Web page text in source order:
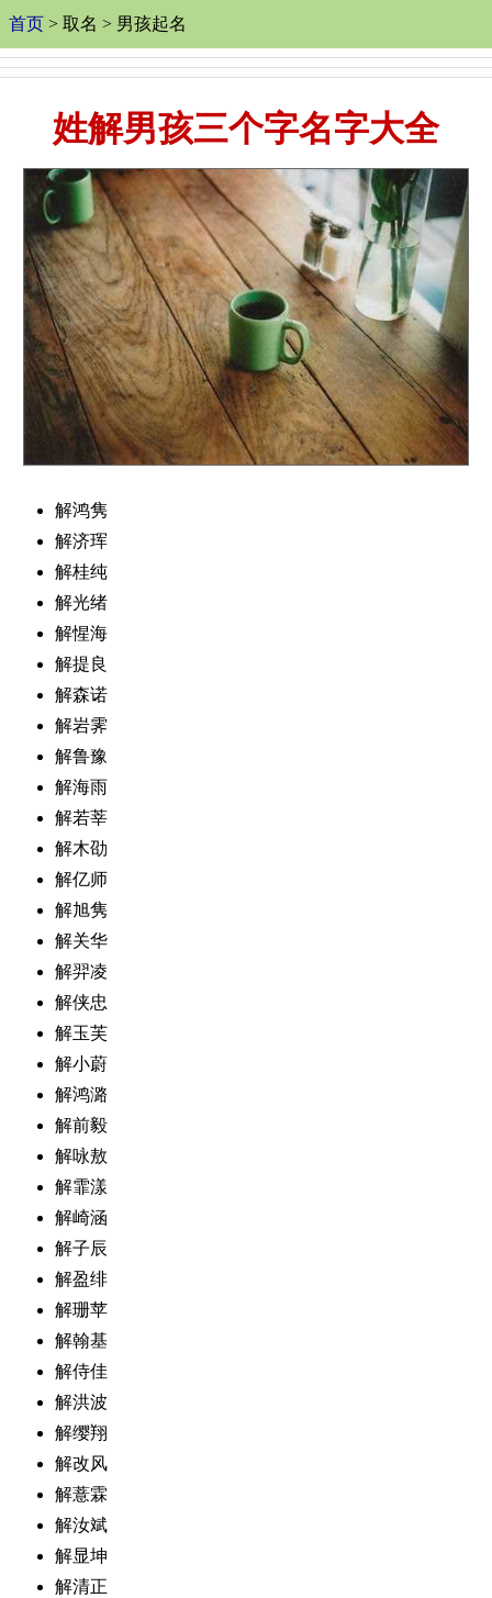
首页 > 取名 > 男孩起名
姓解男孩三个字名字大全
解鸿隽
解济珲
解桂纯
解光绪
解惺海
解提良
解森诺
解岩霁
解鲁豫
解海雨
解若莘
解木劭
解亿师
解旭隽
解关华
解羿凌
解侠忠
解玉芙
解小蔚
解鸿潞
解前毅
解咏敖
解霏漾
解崎涵
解子辰
解盈绯
解珊苹
解翰基
解侍佳
解洪波
解缨翔
解改风
解薏霖
解汝斌
解显坤
解清正